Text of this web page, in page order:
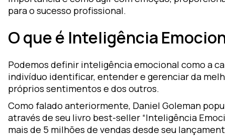
para o sucesso profissional.
O que é Inteligência
Podemos definir inteligência emocional como a
indivíduo identificar, entender e gerenciar da
próprios sentimentos e dos outros.
Como falado anteriormente, Daniel Goleman
através de seu livro best-seller “Inteligência
mais de 5 milhões de vendas desde seu